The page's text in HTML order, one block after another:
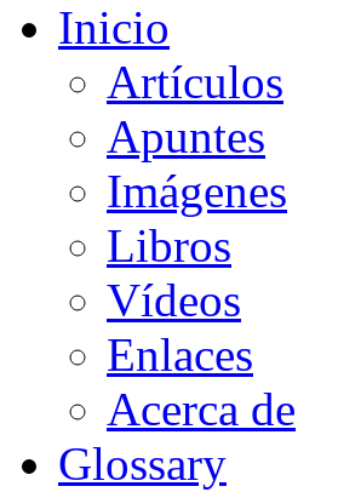
Inicio
Artículos
Apuntes
Imágenes
Libros
Vídeos
Enlaces
Acerca de
Glossary